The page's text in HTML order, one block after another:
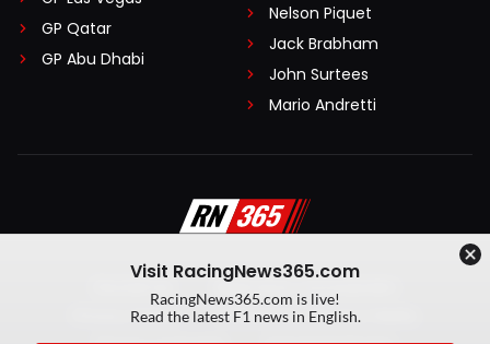
GP Qatar
GP Abu Dhabi
Nelson Piquet
Jack Brabham
John Surtees
Mario Andretti
Algemene voorwaarden
Privacy Policy
Created by On Your Marks
Visit RacingNews365.com
RacingNews365.com is live!
Read the latest F1 news in English.